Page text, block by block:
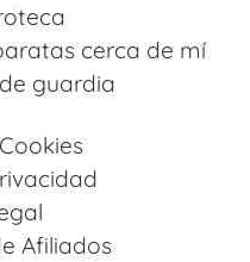
cerca de mí
guardia
Afiliados